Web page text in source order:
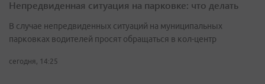
Непредвиденная ситуация на парковке: что делать
В случае непредвиденных ситуаций на муниципальных
парковках водителей просят обращаться в кол-центр
сегодня, 14:25